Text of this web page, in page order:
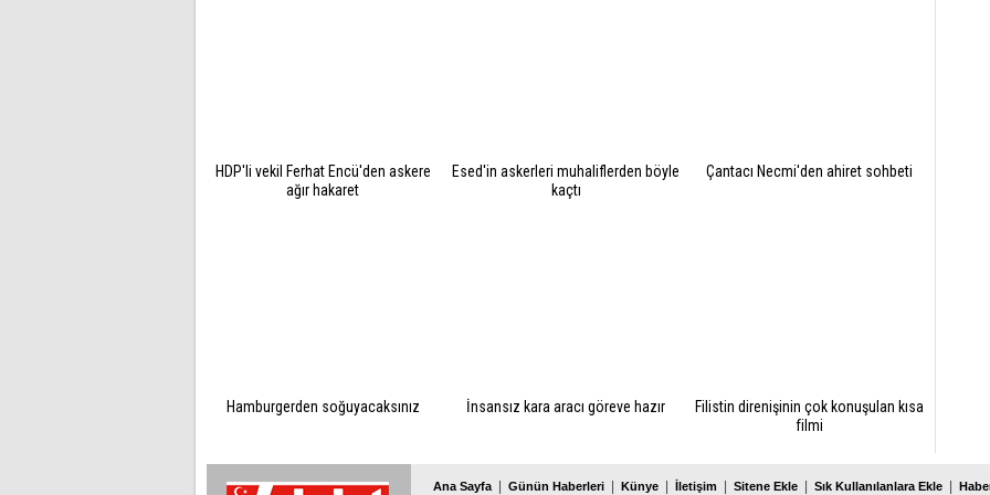
HDP'li vekil Ferhat Encü'den askere
ağır hakaret
Esed'in askerleri muhaliflerden böyle
kaçtı
Çantacı Necmi'den ahiret sohbeti
Hamburgerden soğuyacaksınız İnsansız kara aracı göreve hazır
Filistin direnişinin çok konuşulan kısa
filmi
Ana Sayfa Günün Haberleri Künye İletişim Sitene Ekle Sık Kullanılanlara Ekle